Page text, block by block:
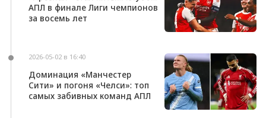
АПЛ в финале Лиги чемпионов
за восемь лет
2026-05-02 в 16:40
Доминация «Манчестер
Сити» и погоня «Челси»: топ
самых забивных команд АПЛ